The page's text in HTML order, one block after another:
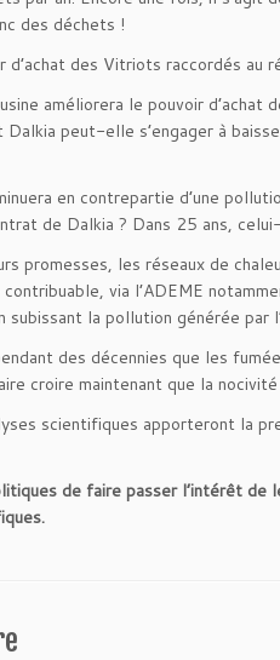
des déchets !
d’achat des Vitriots raccordés au
améliorera le pouvoir d’achat
peut-elle s’engager à
en contrepartie d’une
de Dalkia ? Dans 25 ans,
promesses, les réseaux de
via l’ADEME
la pollution générée par
des décennies que les
croire maintenant que la
scientifiques apporteront la
de faire passer l’intérêt